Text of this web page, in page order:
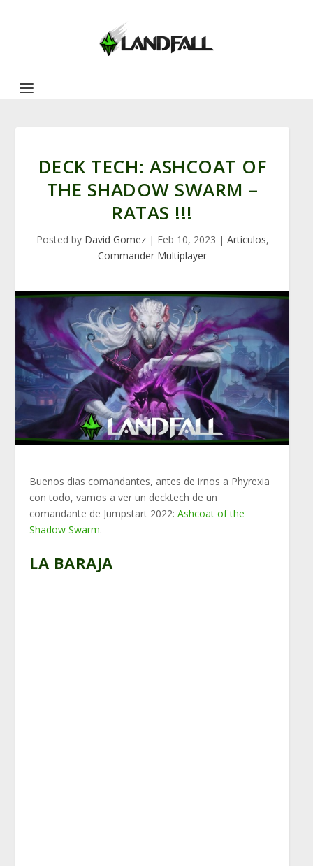
DECK TECH: ASHCOAT OF
THE SHADOW SWARM –
RATAS !!!
Posted by David Gomez| Feb 10, 2023 | Artículos,
Commander Multiplayer
Buenos dias comandantes, antes de irnos a Phyrexia
con todo, vamos a ver un decktech de un
comandante de Jumpstart 2022:Ashcoat of the
Shadow Swarm.
LA BARAJA